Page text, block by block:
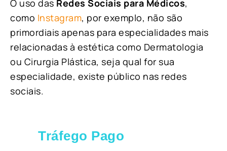
O uso das Redes Sociais para Médicos,
como Instagram, por exemplo, não são
primordiais apenas para especialidades mais
relacionadas à estética como Dermatologia
ou Cirurgia Plástica, seja qual for sua
especialidade, existe público nas redes
sociais.
Tráfego Pago